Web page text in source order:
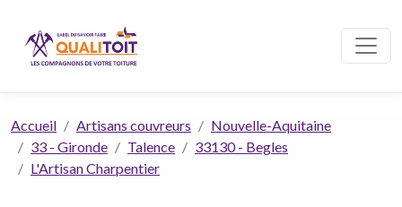
Accueil Artisans couvreurs
Nouvelle-Aquitaine
33 - Gironde
Talence
33130 - Begles
L'Artisan Charpentier